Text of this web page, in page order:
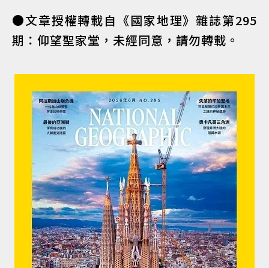
●文章授權轉載自《國家地理》雜誌第295
期：仰望聖家堂，未經同意，請勿轉載。